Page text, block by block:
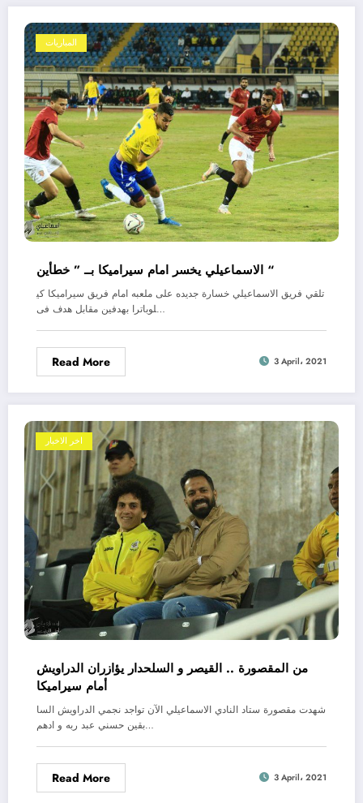
المباريات
الاسماعيلي يخسر امام سيراميكا بــ ” خطأين “
تلقي فريق الاسماعيلي خسارة جديده على ملعبه امام فريق سيراميكا كي
لوباترا بهدفين مقابل هدف فى…
Read More 3 April، 2021
اخر الاخبار
من المقصورة .. القيصر و السلحدار يؤازران الدراويش
أمام سيراميكا
شهدت مقصورة ستاد النادي الاسماعيلي الآن تواجد نجمي الدراويش السا
بقين حسني عبد ربه و ادهم…
Read More 3 April، 2021